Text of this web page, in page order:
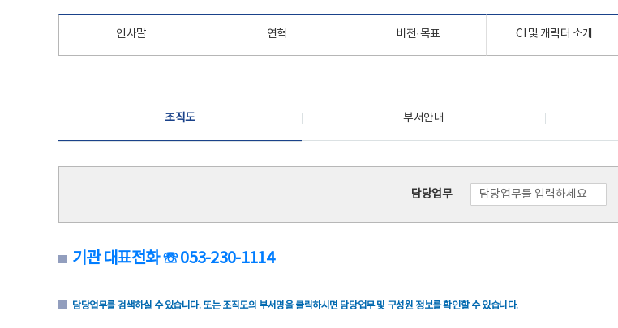
인사말 연혁 비전·목표 CI 및 캐릭터 소개
조직도 부서안내
담당업무
기관 대표전화 ☏ 053-230-1114
담당업무를 검색하실 수 있습니다. 또는 조직도의 부서명을 클릭하시면 담당업무 및 구성원 정보를 확인할 수 있습니다.